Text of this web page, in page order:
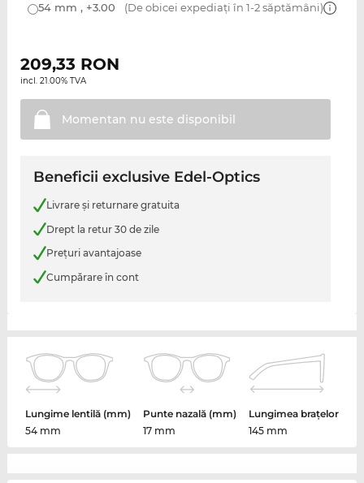
54 mm , +3.00 (De obicei expediați în 1-2 săptămâni)
209,33 RON
incl. 21.00% TVA
Momentan nu este disponibil
Beneficii exclusive Edel-Optics
Livrare şi returnare gratuita
Drept la retur 30 de zile
Preţuri avantajoase
Cumpărare în cont
Lungime lentilă (mm)
54 mm
Punte nazală (mm)
17 mm
Lungimea brațelor
145 mm